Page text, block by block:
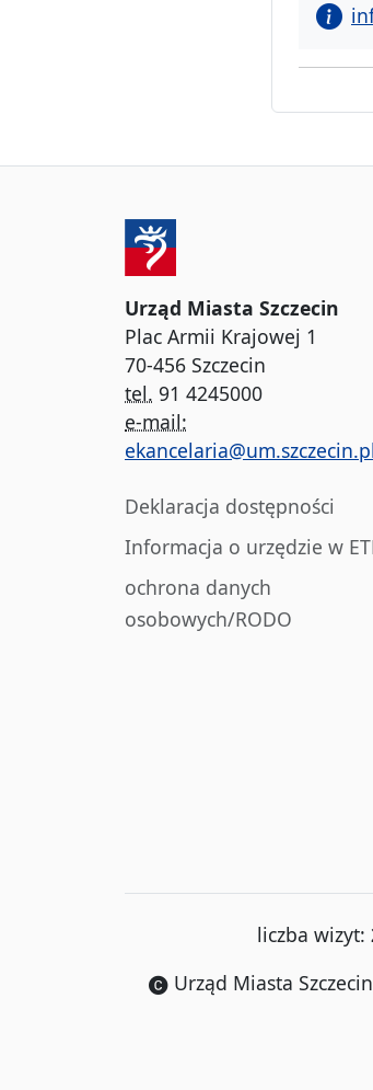
Urząd Miasta Szczecin
Plac Armii Krajowej 1
70-456 Szczecin
tel. 91 4245000
e-mail:
ekancelaria@um.szczecin.pl
Deklaracja dostępności
Informacja o urzędzie w
ochrona danych
osobowych/RODO
liczba wizyt:
Urząd Miasta